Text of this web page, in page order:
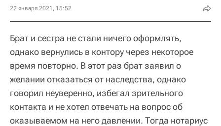
22 января 2021, 15:52
Брат и сестра не стали ничего оформлять,
однако вернулись в контору через некоторое
время повторно. В этот раз брат заявил о
желании отказаться от наследства, однако
говорил неуверенно, избегал зрительного
контакта и не хотел отвечать на вопрос об
оказываемом на него давлении. Тогда нотариус